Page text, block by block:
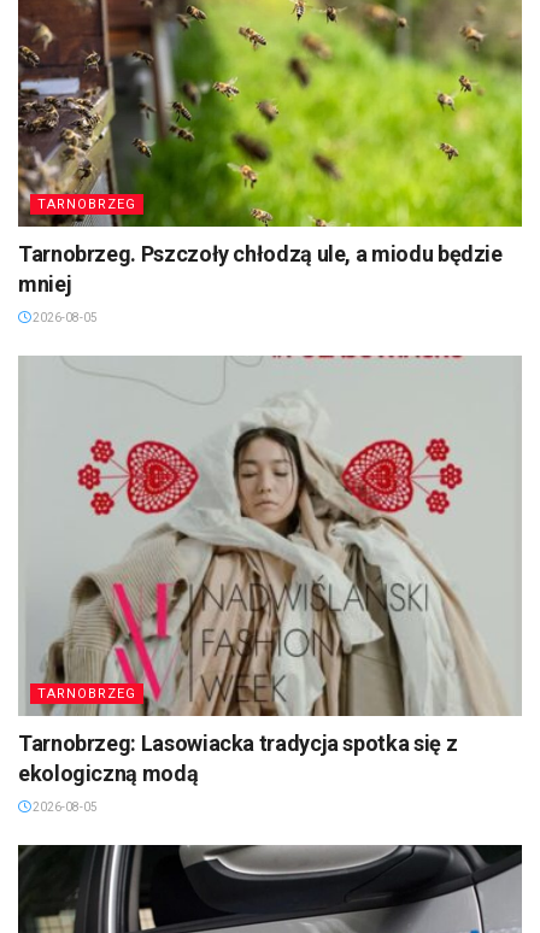
TARNOBRZEG
Tarnobrzeg. Pszczoły chłodzą ule, a miodu będzie
mniej
2026-08-05
TARNOBRZEG
Tarnobrzeg: Lasowiacka tradycja spotka się z
ekologiczną modą
2026-08-05